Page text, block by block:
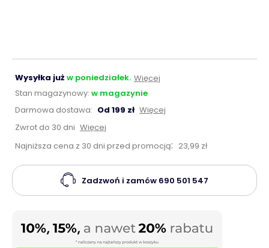
Wysyłka już w poniedziałek. Więcej
Stan magazynowy: w magazynie
Darmowa dostawa: Od 199 zł Więcej
Zwrot do 30 dni Więcej
Najniższa cena z 30 dni przed promocją: 23,99 zł
Zadzwoń i zamów 690 501 547